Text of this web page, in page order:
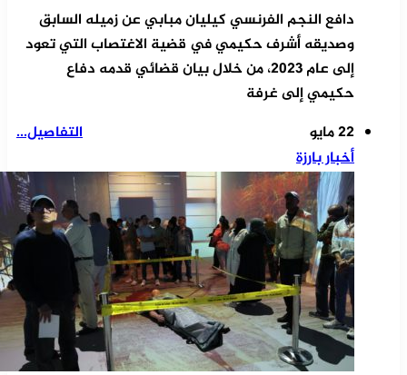
دافع النجم الفرنسي كيليان مبابي عن زميله السابق
وصديقه أشرف حكيمي في قضية الاغتصاب التي تعود
إلى عام 2023، من خلال بيان قضائي قدمه دفاع
حكيمي إلى غرفة
التفاصيل...
22 مايو
أخبار بارزة